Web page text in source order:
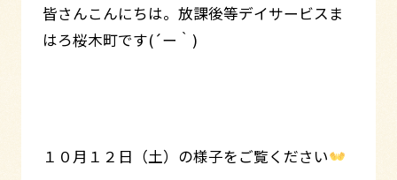
皆さんこんにちは。放課後等デイサービスま
はろ桜木町です(´ー｀)
１０月１２日（土）の様子をご覧ください